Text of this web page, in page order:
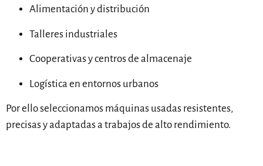
Alimentación y distribución
Talleres industriales
Cooperativas y centros de almacenaje
Logística en entornos urbanos
Por ello seleccionamos máquinas usadas resistentes,
precisas y adaptadas a trabajos de alto rendimiento.